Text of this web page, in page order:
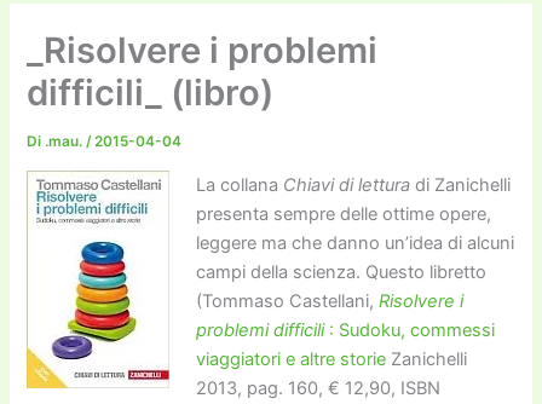
_Risolvere i problemi
difficili_ (libro)
Di .mau./2015-04-04
La collana Chiavi di lettura di Zanichelli
presenta sempre delle ottime opere,
leggere ma che danno un’idea di alcuni
campi della scienza. Questo libretto
(Tommaso Castellani,Risolvere i
problemi difficili: Sudoku, commessi
viaggiatori e altre storie Zanichelli
2013, pag. 160, € 12,90, ISBN